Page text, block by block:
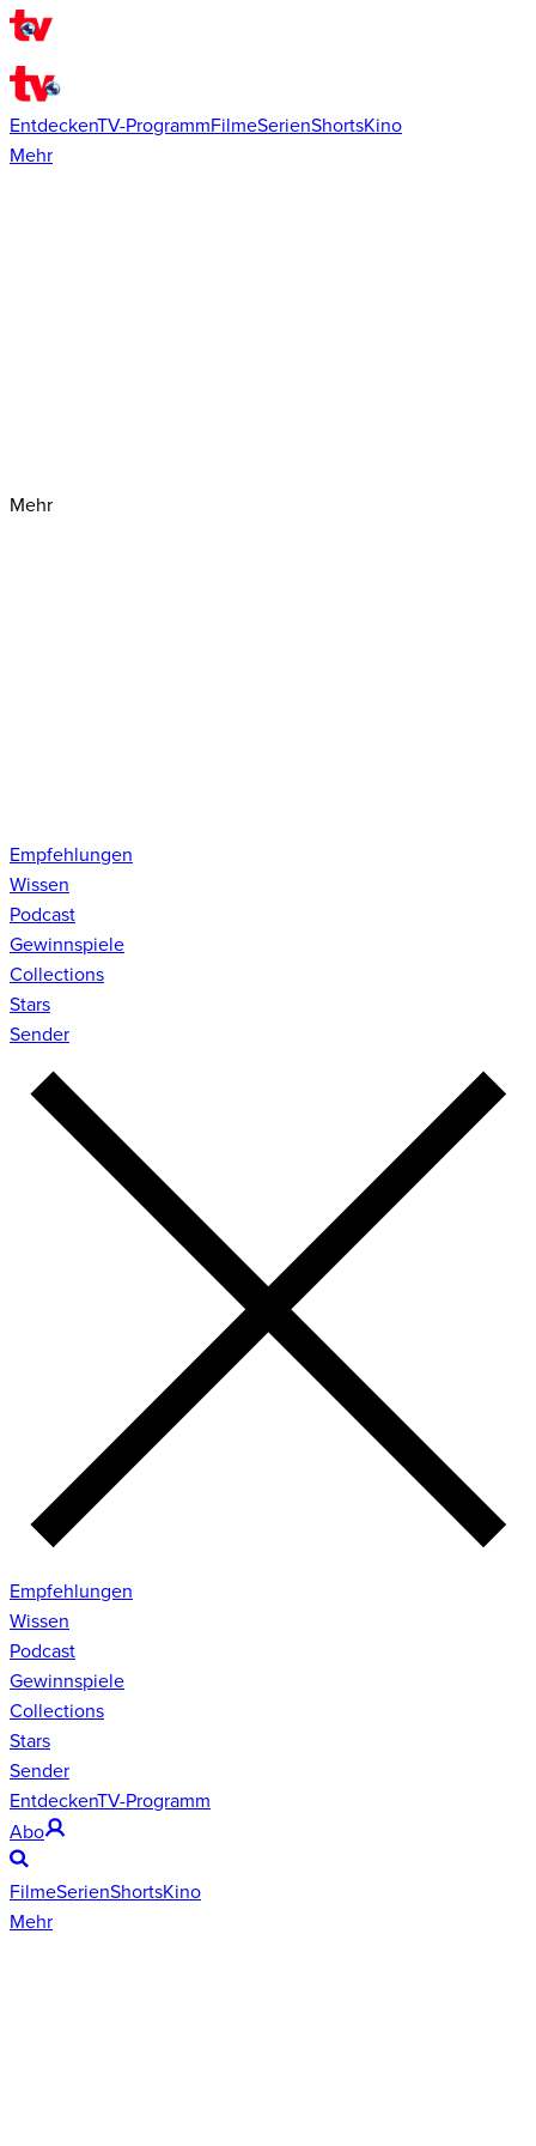
EntdeckenTV-ProgrammFilmeSerienShortsKino
Mehr
Mehr
Empfehlungen
Wissen
Podcast
Gewinnspiele
Collections
Stars
Sender
Empfehlungen
Wissen
Podcast
Gewinnspiele
Collections
Stars
Sender
EntdeckenTV-Programm
Abo
FilmeSerienShortsKino
Mehr